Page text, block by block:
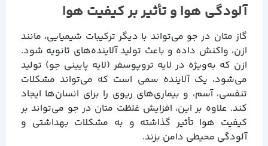
آلودگی هوا و تأثیر بر کیفیت هوا
گاز متان در جو می‌تواند با دیگر ترکیبات شیمیایی، مانند
ازن، واکنش داده و باعث تولید آلاینده‌های ثانویه شود.
ازن که به‌ویژه در لایه تروپوسفر (لایه پایینی جو) تولید
می‌شود، یک آلاینده سمی است که می‌تواند مشکلات
تنفسی، آسم، و بیماری‌های ریوی را برای انسان‌ها ایجاد
کند. علاوه بر این، افزایش غلظت متان در جو می‌تواند بر
کیفیت هوا تأثیر گذاشته و به مشکلات بهداشتی و
آلودگی محیطی دامن بزند.